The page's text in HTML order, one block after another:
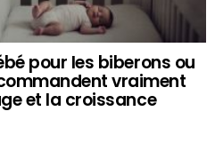
pour les biberons ou
vraiment
et la croissance